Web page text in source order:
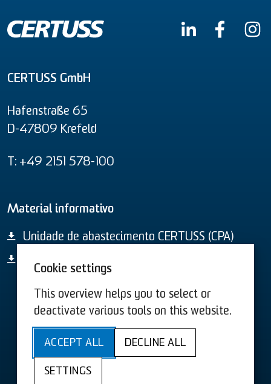
Cookie settings
This overview helps you to select or
deactivate various tools on this website.
ACCEPT ALL DECLINE ALL
SETTINGS
CERTUSS GmbH
Hafenstraße 65
D-47809 Krefeld
T: +49 2151 578-100
Material informativo
Unidade de abastecimento CERTUSS (CPA)
Termos e Condições US
Termos e Condições
Sitemap
Acessibilidade
Política de privacidade
Ficha técnica